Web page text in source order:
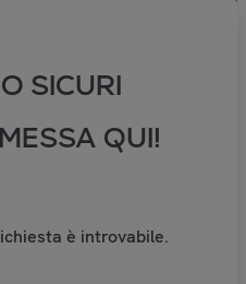
SICURI
QUI!
è introvabile.